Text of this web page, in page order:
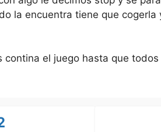
la encuentra tiene que cogerla
contina el juego hasta que todos